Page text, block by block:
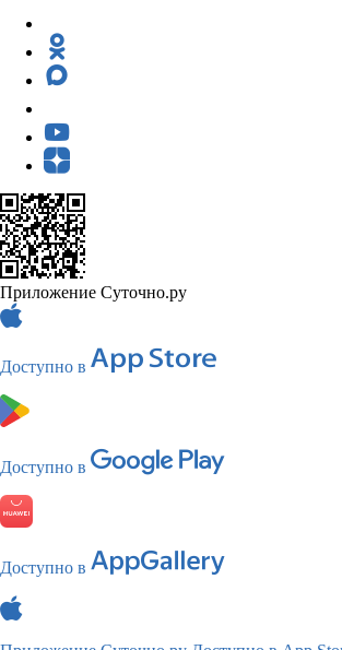
Приложение Суточно.ру
Доступно в
Доступно в
Доступно в